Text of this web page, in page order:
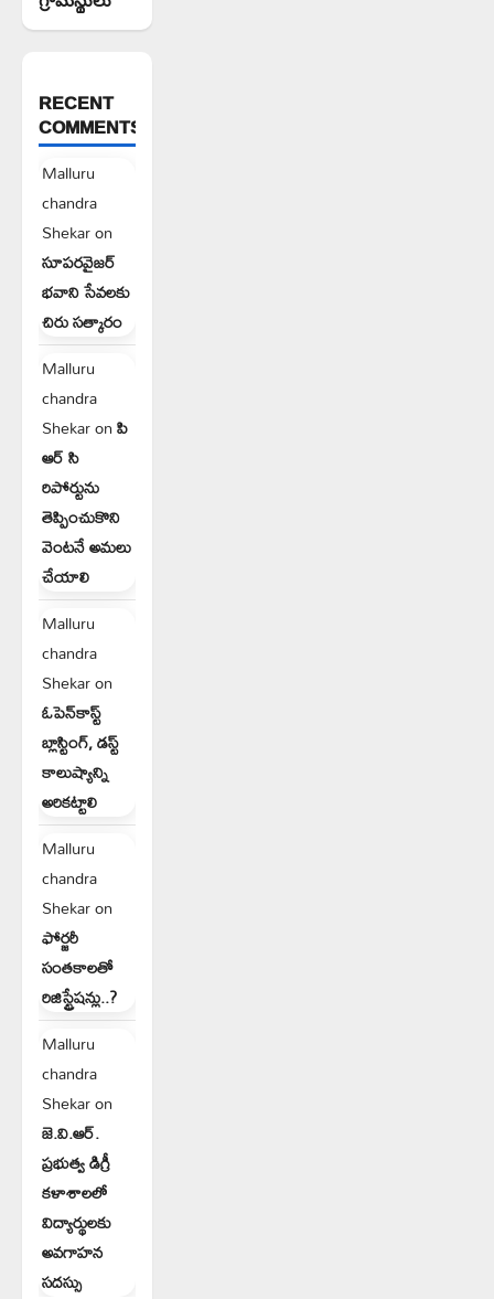
RECENT
COMMENTS
Malluru
chandra
Shekaron
సూపరవైజర్
భవాని సేవలకు
చిరు సత్కారం
Malluru
chandra
Shekaronపి
ఆర్ సి
రిపోర్టును
తెప్పించుకొని
వెంటనే అమలు
చేయాలి
Malluru
chandra
Shekaron
ఓపెన్‌కాస్ట్
బ్లాస్టింగ్, డస్ట్
కాలుష్యాన్ని
అరికట్టాలి
Malluru
chandra
Shekaron
ఫోర్జరీ
సంతకాలతో
రిజిస్ట్రేషన్లు..?
Malluru
chandra
Shekaron
జె.వి.ఆర్.
ప్రభుత్వ డిగ్రీ
కళాశాలలో
విద్యార్థులకు
అవగాహన
సదస్సు